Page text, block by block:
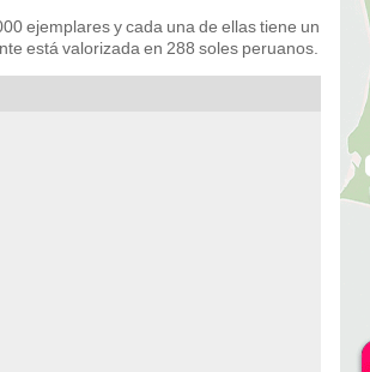
ejemplares y cada una de ellas tiene un
está valorizada en 288 soles peruanos.